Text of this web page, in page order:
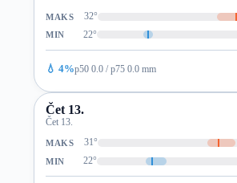
MAKS 32°
MIN 22°
💧 4%p50 0.0 / p75 0.0 mm
Čet 13.
Čet 13.
MAKS 31°
MIN 22°